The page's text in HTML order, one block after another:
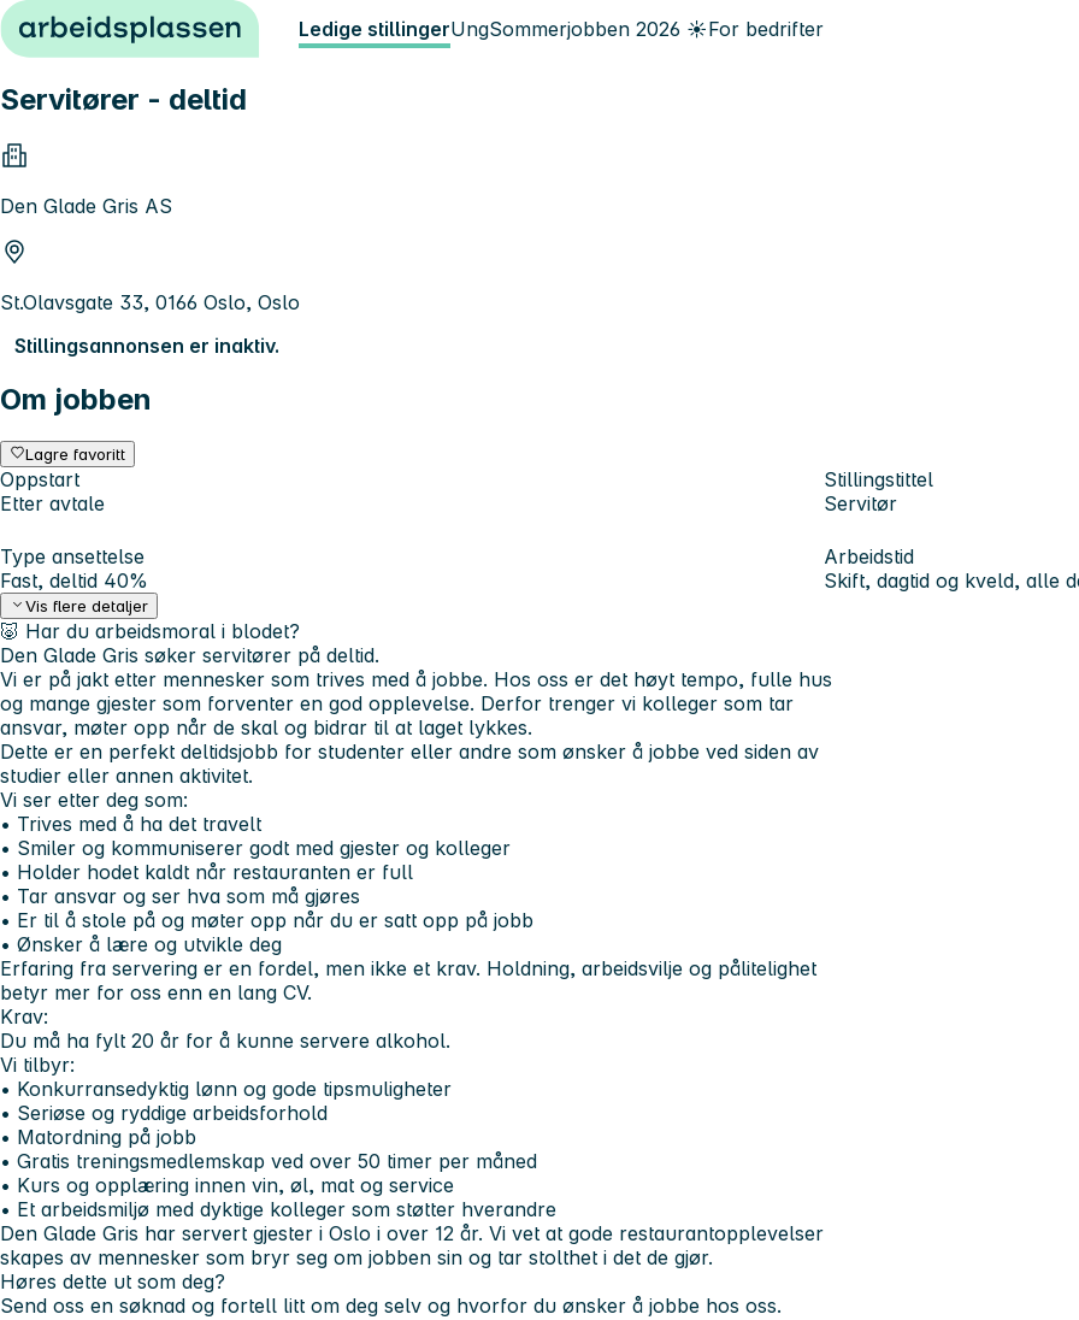
Hopp til innhold Ledige stillingerUngSommerjobben 2026 ☀️For bedrifter
Servitører - deltid
Den Glade Gris AS
St.Olavsgate 33, 0166 Oslo, Oslo
Stillingsannonsen er inaktiv.
Om jobben
Lagre favoritt
Oppstart
Etter avtale
Stillingstittel
Servitør
Type ansettelse
Fast, deltid 40%
Arbeidstid
Skift, dagtid og kveld, alle
Vis flere detaljer
🐷 Har du arbeidsmoral i blodet?
Den Glade Gris søker servitører på deltid.
Vi er på jakt etter mennesker som trives med å jobbe. Hos oss er det høyt tempo, fulle hus
og mange gjester som forventer en god opplevelse. Derfor trenger vi kolleger som tar
ansvar, møter opp når de skal og bidrar til at laget lykkes.
Dette er en perfekt deltidsjobb for studenter eller andre som ønsker å jobbe ved siden av
studier eller annen aktivitet.
Vi ser etter deg som:
• Trives med å ha det travelt
• Smiler og kommuniserer godt med gjester og kolleger
• Holder hodet kaldt når restauranten er full
• Tar ansvar og ser hva som må gjøres
• Er til å stole på og møter opp når du er satt opp på jobb
• Ønsker å lære og utvikle deg
Erfaring fra servering er en fordel, men ikke et krav. Holdning, arbeidsvilje og pålitelighet
betyr mer for oss enn en lang CV.
Krav:
Du må ha fylt 20 år for å kunne servere alkohol.
Vi tilbyr:
• Konkurransedyktig lønn og gode tipsmuligheter
• Seriøse og ryddige arbeidsforhold
• Matordning på jobb
• Gratis treningsmedlemskap ved over 50 timer per måned
• Kurs og opplæring innen vin, øl, mat og service
• Et arbeidsmiljø med dyktige kolleger som støtter hverandre
Den Glade Gris har servert gjester i Oslo i over 12 år. Vi vet at gode restaurantopplevelser
skapes av mennesker som bryr seg om jobben sin og tar stolthet i det de gjør.
Høres dette ut som deg?
Send oss en søknad og fortell litt om deg selv og hvorfor du ønsker å jobbe hos oss.